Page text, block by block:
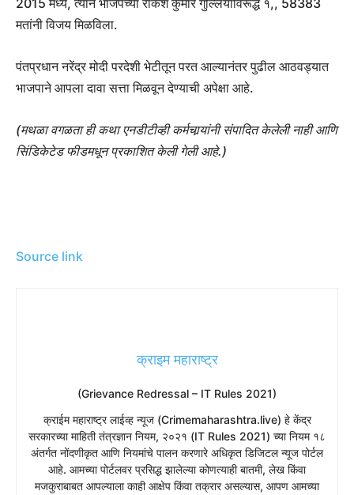
2015 मध्ये, त्याने भाजपच्या राकेश कुमार गुल्लियाविरूद्ध १,, 58383
मतांनी विजय मिळविला.
पंतप्रधान नरेंद्र मोदी परदेशी भेटीतून परत आल्यानंतर पुढील आठवड्यात
भाजपाने आपला दावा सत्ता मिळवून देण्याची अपेक्षा आहे.
(मथळा वगळता ही कथा एनडीटीव्ही कर्मचार्‍यांनी संपादित केलेली नाही आणि
सिंडिकेटेड फीडमधून प्रकाशित केली गेली आहे.)
Source link
क्राइम महाराष्ट्र
(Grievance Redressal – IT Rules 2021)
​क्राईम महाराष्ट्र लाईव्ह न्यूज (Crimemaharashtra.live) हे केंद्र
सरकारच्या माहिती तंत्रज्ञान नियम, २०२१ (IT Rules 2021) च्या नियम १८
अंतर्गत नोंदणीकृत आणि नियमांचे पालन करणारे अधिकृत डिजिटल न्यूज पोर्टल
आहे. आमच्या पोर्टलवर प्रसिद्ध झालेल्या कोणत्याही बातमी, लेख किंवा
मजकुराबाबत आपल्याला काही आक्षेप किंवा तक्रार असल्यास, आपण आमच्या